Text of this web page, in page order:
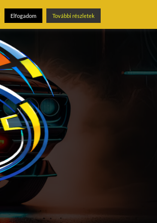
Elfogadom További részletek